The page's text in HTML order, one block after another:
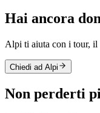
Hai ancora
Alpi ti aiuta con i tour, il
Chiedi ad Alpi
Non perderti